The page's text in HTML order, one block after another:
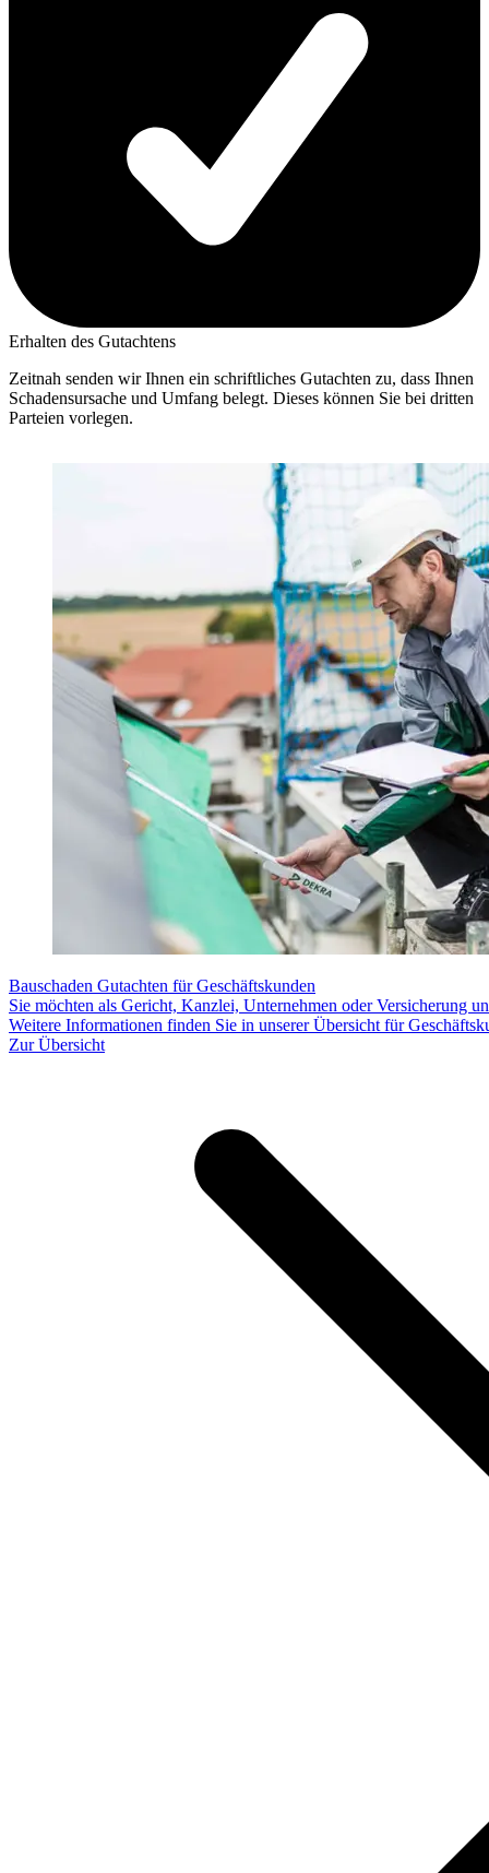
Erhalten des Gutachtens
Zeitnah senden wir Ihnen ein schriftliches Gutachten zu, dass Ihnen
Schadensursache und Umfang belegt. Dieses können Sie bei dritten
Parteien vorlegen.
Bauschaden Gutachten für Geschäftskunden
Sie möchten als Gericht, Kanzlei, Unternehmen oder Versicherung
Weitere Informationen finden Sie in unserer Übersicht für
Zur Übersicht